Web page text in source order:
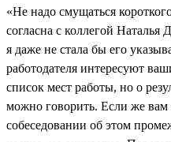
«Не надо смущаться
согласна с коллегой
я даже не стала бы его
работодателя интересуют
список мест работы, но о
можно говорить. Если же вам
собеседовании об этом